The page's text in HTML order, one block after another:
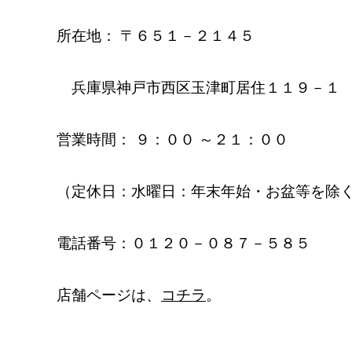
所在地： 〒６５１－２１４５
兵庫県神戸市西区玉津町居住１１９－１
営業時間： ９：００ ～２１：００
（定休日：水曜日：年末年始・お盆等を除
電話番号：０１２０－０８７－５８５
店舗ページは、 コチラ 。